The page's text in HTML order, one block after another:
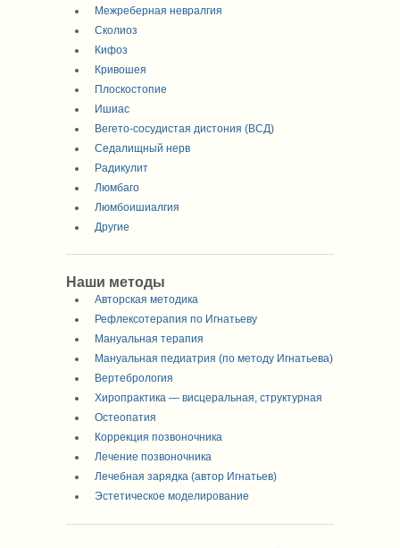
Межреберная невралгия
Сколиоз
Кифоз
Кривошея
Плоскостопие
Ишиас
Вегето-сосудистая дистония (ВСД)
Седалищный нерв
Радикулит
Люмбаго
Люмбоишиалгия
Другие
Наши методы
Авторская методика
Рефлексотерапия по Игнатьеву
Мануальная терапия
Мануальная педиатрия (по методу Игнатьева)
Вертебрология
Хиропрактика — висцеральная, структурная
Остеопатия
Коррекция позвоночника
Лечение позвоночника
Лечебная зарядка (автор Игнатьев)
Эстетическое моделирование